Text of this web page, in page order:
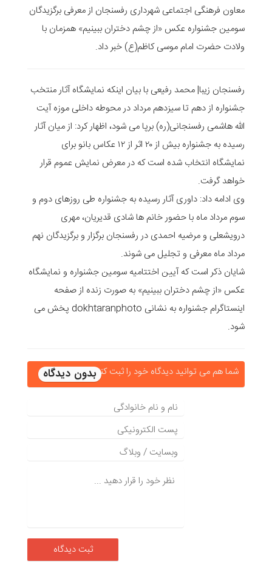
معاون فرهنگی اجتماعی شهرداری رفسنجان از معرفی برگزیدگان
سومین جشنواره عکس «از چشم دختران ببینیم» همزمان با
ولادت حضرت امام موسی کاظم(ع) خبر داد.
رفسنجان زیبا| محمد رفیعی با بیان اینکه نمایشگاه آثار منتخب
جشنواره از دهم تا سیزدهم مرداد در محوطه داخلی موزه آیت
الله هاشمی رفسنجانی(ره) برپا می شود، اظهار کرد: از میان آثار
رسیده به جشنواره بیش از ۲۰ اثر از ۱۲ عکاس بانو برای
نمایشگاه انتخاب شده است که در معرض نمایش عموم قرار
خواهد گرفت.
وی ادامه داد: داوری آثار رسیده به جشنواره طی روزهای دوم و
سوم مرداد ماه با حضور خانم ها شادی قدیریان، مهری
درویشعلی و مرضیه احمدی در رفسنجان برگزار و برگزیدگان نهم
مرداد ماه معرفی و تجلیل می شوند.
شایان ذکر است که آیین اختتامیه سومین جشنواره و نمایشگاه
عکس «از چشم دختران ببینیم» به صورت زنده از صفحه
اینستاگرام جشنواره به نشانی dokhtaranphoto پخش می
شود.
شما هم می توانید دیدگاه خود را ثبت کنید